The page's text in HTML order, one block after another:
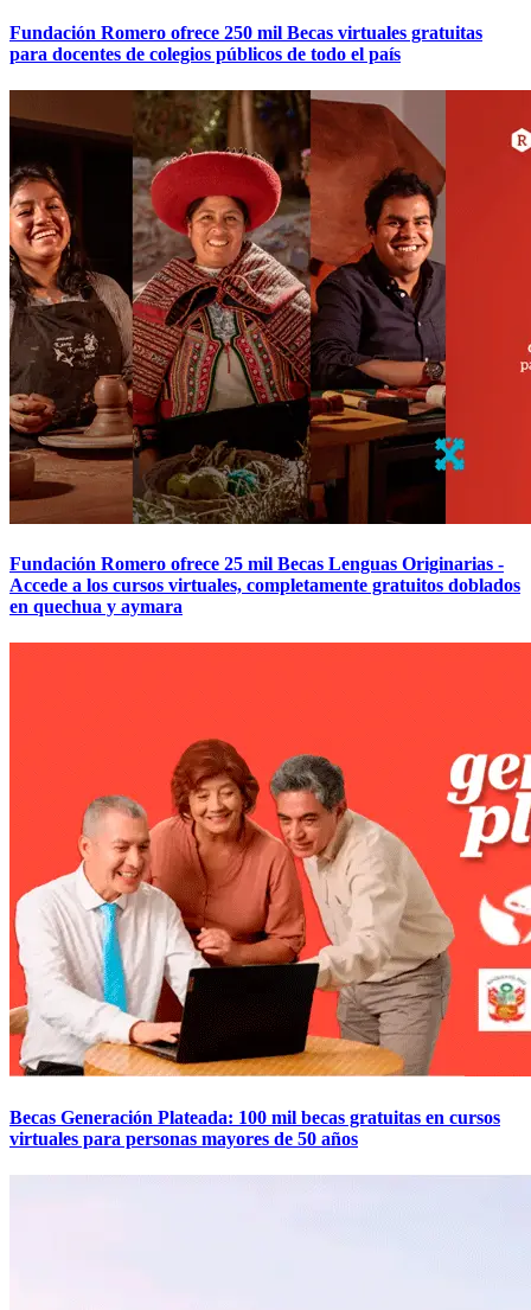
Fundación Romero ofrece 250 mil Becas virtuales gratuitas
para docentes de colegios públicos de todo el país
Fundación Romero ofrece 25 mil Becas Lenguas Originarias -
Accede a los cursos virtuales, completamente gratuitos doblados
en quechua y aymara
Becas Generación Plateada: 100 mil becas gratuitas en cursos
virtuales para personas mayores de 50 años